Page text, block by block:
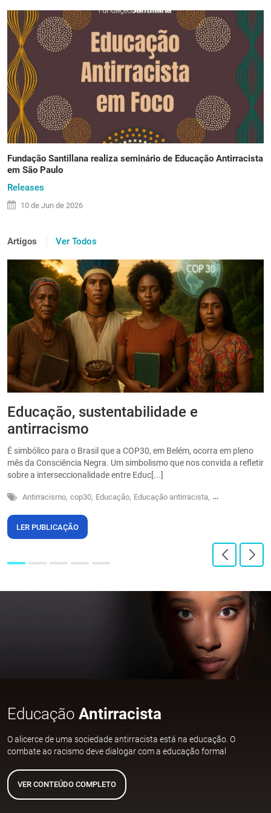
Fundação Santillana realiza seminário de Educação Antirracista
em São Paulo
Releases
10 de Jun de 2026
Artigos Ver Todos
Educação, sustentabilidade e
antirracismo
É simbólico para o Brasil que a COP30, em Belém, ocorra em pleno
mês da Consciência Negra. Um simbolismo que nos convida a refletir
sobre a interseccionalidade entre Educ[...]
Antirracismo, cop30, Educação, Educação antirracista, Sustentabilidade
LER PUBLICAÇÃO
Educação Antirracista
O alicerce de uma sociedade antirracista está na educação. O
combate ao racismo deve dialogar com a educação formal
VER CONTEÚDO COMPLETO